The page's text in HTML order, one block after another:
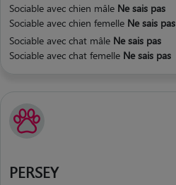
Sociable avec chien mâle Ne sais pas
Sociable avec chien femelle Ne sais pas
Sociable avec chat mâle Ne sais pas
Sociable avec chat femelle Ne sais pas
PERSEY